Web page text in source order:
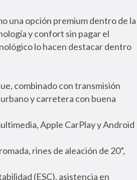
una opción premium dentro de la
y confort sin pagar el
lo hacen destacar dentro
combinado con transmisión
y carretera con buena
Apple CarPlay y Android
rines de aleación de 20”,
(ESC), asistencia en